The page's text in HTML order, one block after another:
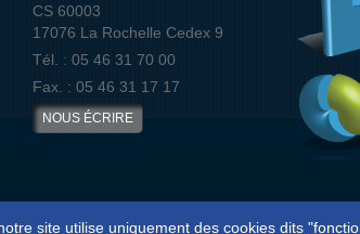
CS 60003
17076 La Rochelle Cedex 9
Tél. : 05 46 31 70 00
Fax. : 05 46 31 17 17
NOUS ÉCRIRE
site utilise uniquement des cookies dits